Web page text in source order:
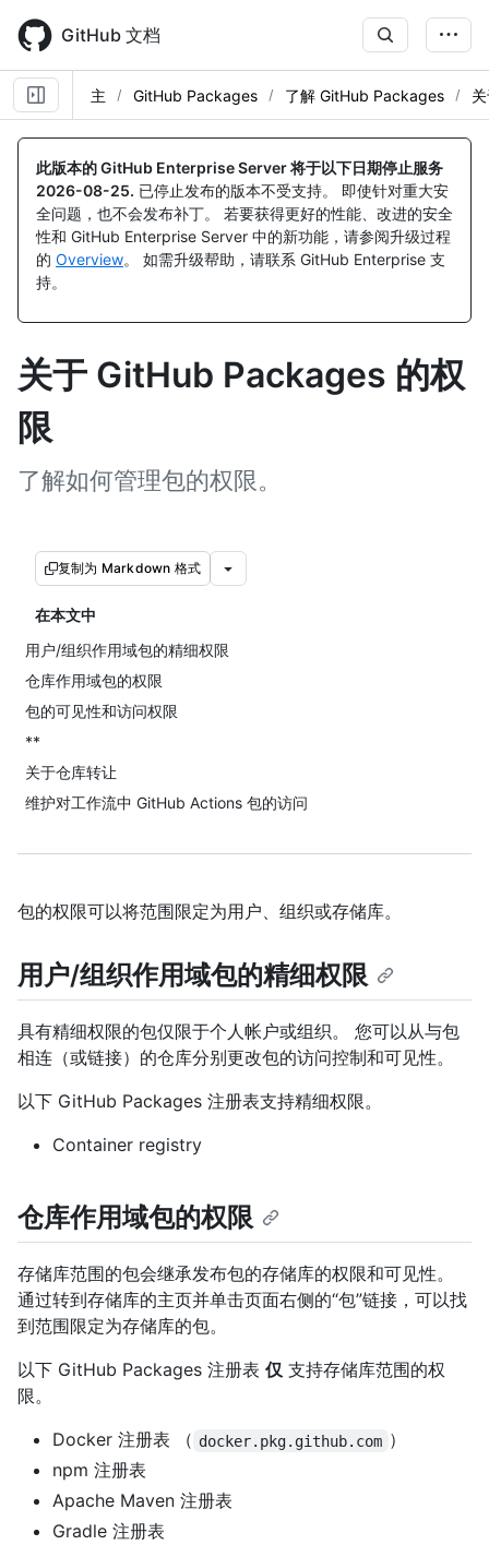
main
content
GitHub 文档
主 GitHub Packages 了解 GitHub Packages
此版本的 GitHub Enterprise Server 将于以下日期停止服务
2026-08-25. 已停止发布的版本不受支持。 即使针对重大安
全问题，也不会发布补丁。 若要获得更好的性能、改进的安全
性和 GitHub Enterprise Server 中的新功能，请参阅升级过程
的 Overview。 如需升级帮助，请联系 GitHub Enterprise 支
持。
关于 GitHub Packages 的权
限
了解如何管理包的权限。
复制为 Markdown 格式
在本文中
用户/组织作用域包的精细权限
仓库作用域包的权限
包的可见性和访问权限
**
关于仓库转让
维护对工作流中 GitHub Actions 包的访问
包的权限可以将范围限定为用户、组织或存储库。
用户/组织作用域包的精细权限
具有精细权限的包仅限于个人帐户或组织。 您可以从与包
相连（或链接）的仓库分别更改包的访问控制和可见性。
以下 GitHub Packages 注册表支持精细权限。
Container registry
仓库作用域包的权限
存储库范围的包会继承发布包的存储库的权限和可见性。
通过转到存储库的主页并单击页面右侧的“包”链接，可以找
到范围限定为存储库的包。
以下 GitHub Packages 注册表 仅 支持存储库范围的权
限。
Docker 注册表 （ docker.pkg.github.com ）
npm 注册表
Apache Maven 注册表
Gradle 注册表